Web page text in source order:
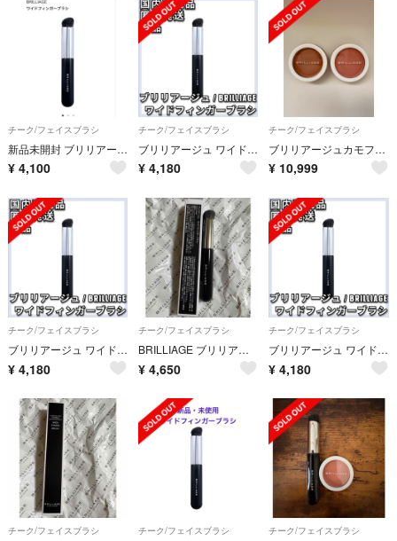
チーク/フェイスブラシ
新品未開封 ブリリアージュ ワイドフィンガーブラシ BRILLIAGE フィンガーブラシ
¥ 4,100
チーク/フェイスブラシ
ブリリアージュ ワイドフィンガーブラシ カモフラージュ コンシーラーチーク
¥ 4,180
チーク/フェイスブラシ
ブリリアージュカモフラージュコンシーラーチーク／ワイドフィンガーブラシセット
¥ 10,999
チーク/フェイスブラシ
ブリリアージュ ワイドフィンガーブラシ カモフラージュ コンシーラーチーク
¥ 4,180
チーク/フェイスブラシ
BRILLIAGE ブリリアージュ ワイドフィンガーブラシ 新品未使用
¥ 4,650
チーク/フェイスブラシ
ブリリアージュ ワイドフィンガーブラシ カモフラージュ コンシーラーチーク
¥ 4,180
チーク/フェイスブラシ チーク/フェイスブラシ チーク/フェイスブラシ